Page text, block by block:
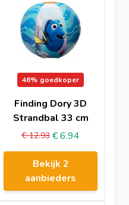
46% goedkoper
Finding Dory 3D
Strandbal 33 cm
€ 12.93 € 6.94
Bekijk 2
aanbieders